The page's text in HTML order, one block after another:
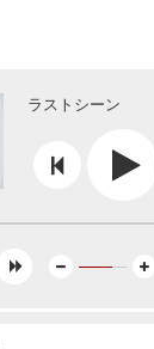
ラストシーン


 
